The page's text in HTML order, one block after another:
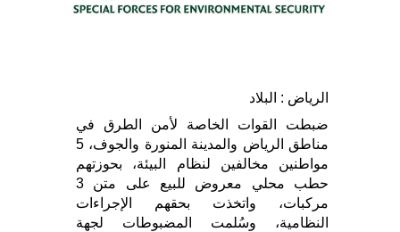
الرياض : البلاد
ضبطت القوات الخاصة لأمن الطرق في
مناطق الرياض والمدينة المنورة والجوف، 5
مواطنين مخالفين لنظام البيئة، بحوزتهم
حطب محلي معروض للبيع على متن 3
مركبات، واتخذت بحقهم الإجراءات
النظامية، وسُلمت المضبوطات لجهة